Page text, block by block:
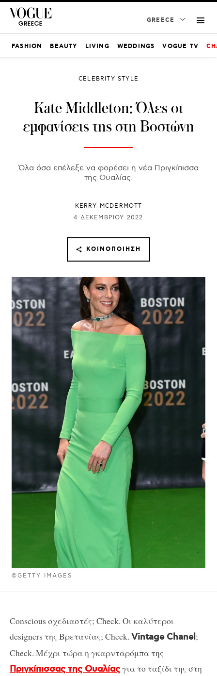
GREECE
FASHION BEAUTY LIVING WEDDINGS VOGUE TV
©GETTY IMAGES
CELEBRITY STYLE
Kate Middleton: Όλες οι
εμφανίσεις της στη Βοστώνη
Όλα όσα επέλεξε να φορέσει η νέα Πριγκίπισσα
της Ουαλίας.
KERRY MCDERMOTT
4 ΔΕΚΕΜΒΡΊΟΥ 2022
ΚΟΙΝΟΠΟΊΗΣΗ
Conscious σχεδιαστές; Check. Οι καλύτεροι
designers της Βρετανίας; Check. Vintage Chanel;
Check. Μέχρι τώρα η γκαρνταρόμπα της
Πριγκίπισσας της Ουαλίαςγια το ταξίδι της στη